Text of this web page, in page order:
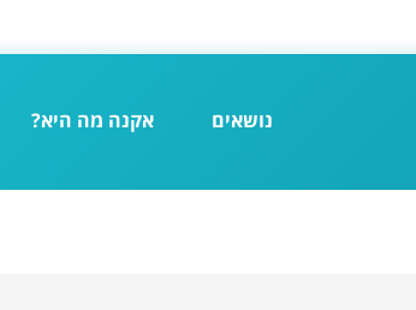
נושאים אקנה מה היא?